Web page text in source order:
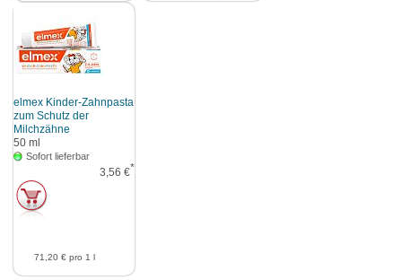
elmex Kinder-Zahnpasta
zum Schutz der
Milchzähne
50ml
Sofort lieferbar
3,56 €*
71,20 € pro 1 l